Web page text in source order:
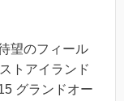
望のフィール
トアイランド
グランドオー